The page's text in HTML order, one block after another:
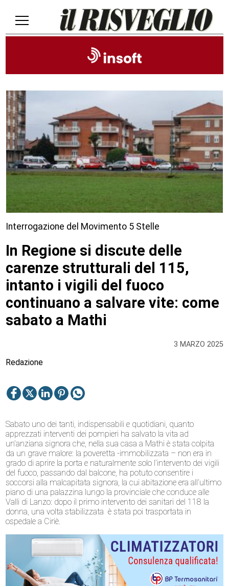
3 MARZO 2025
Interrogazione del Movimento 5 Stelle
In Regione si discute delle
carenze strutturali del 115,
intanto i vigili del fuoco
continuano a salvare vite: come
sabato a Mathi
Redazione
Sabato uno dei tanti, indispensabili e quotidiani, quanto
apprezzati interventi dei pompieri ha salvato la vita ad
un’anziana signora che, nella sua casa a Mathi è stata colpita
da un grave malore: la poveretta -immobilizzata – non era in
grado di aprire la porta e naturalmente solo l’intervento dei vigili
del fuoco, passando dal balcone, ha potuto consentire i
soccorsi alla malcapitata signora, la cui abitazione era all’ultimo
piano di una palazzina lungo la provinciale che conduce alle
Valli di Lanzo: dopo il primo intervento dei sanitari del 118 la
donna, una volta stabilizzata è stata poi trasportata in
ospedale a Ciriè.